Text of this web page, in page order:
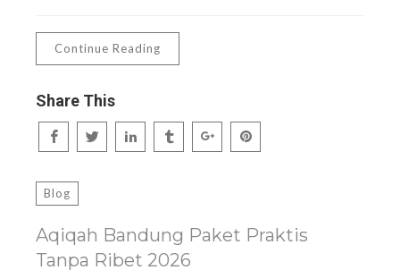
Continue Reading
Share This
Blog
Aqiqah Bandung Paket Praktis
Tanpa Ribet 2026